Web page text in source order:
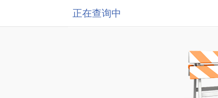
正在查询中